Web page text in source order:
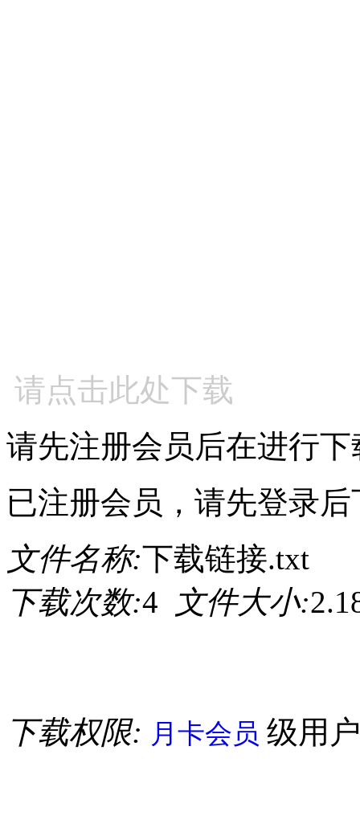
请点击此处下载
请先注册会员后在进行下
已注册会员，请先登录后
文件名称:下载链接.txt
下载次数:4 文件大小:
下载权限: 月卡会员 级用